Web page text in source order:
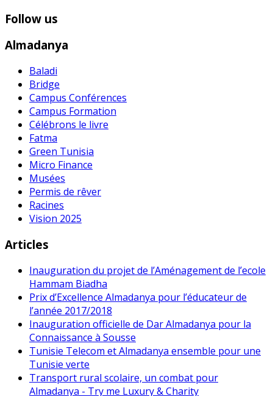
Follow us
Almadanya
Baladi
Bridge
Campus Conférences
Campus Formation
Célébrons le livre
Fatma
Green Tunisia
Micro Finance
Musées
Permis de rêver
Racines
Vision 2025
Articles
Inauguration du projet de l’Aménagement de l’ecole
Hammam Biadha
Prix d’Excellence Almadanya pour l’éducateur de
l’année 2017/2018
Inauguration officielle de Dar Almadanya pour la
Connaissance à Sousse
Tunisie Telecom et Almadanya ensemble pour une
Tunisie verte
Transport rural scolaire, un combat pour
Almadanya - Try me Luxury & Charity